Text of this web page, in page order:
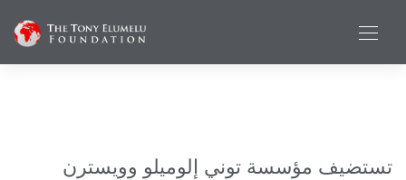
تستضيف مؤسسة توني إلوميلو وويسترن